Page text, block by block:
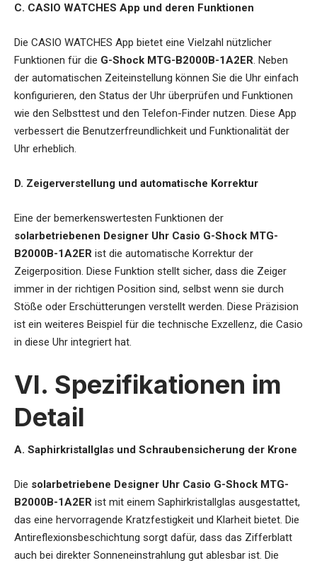
C. CASIO WATCHES App und deren Funktionen
Die CASIO WATCHES App bietet eine Vielzahl nützlicher
Funktionen für die G-Shock MTG-B2000B-1A2ER. Neben
der automatischen Zeiteinstellung können Sie die Uhr einfach
konfigurieren, den Status der Uhr überprüfen und Funktionen
wie den Selbsttest und den Telefon-Finder nutzen. Diese App
verbessert die Benutzerfreundlichkeit und Funktionalität der
Uhr erheblich.
D. Zeigerverstellung und automatische Korrektur
Eine der bemerkenswertesten Funktionen der
solarbetriebenen Designer Uhr Casio G-Shock MTG-
B2000B-1A2ER ist die automatische Korrektur der
Zeigerposition. Diese Funktion stellt sicher, dass die Zeiger
immer in der richtigen Position sind, selbst wenn sie durch
Stöße oder Erschütterungen verstellt werden. Diese Präzision
ist ein weiteres Beispiel für die technische Exzellenz, die Casio
in diese Uhr integriert hat.
VI. Spezifikationen im
Detail
A. Saphirkristallglas und Schraubensicherung der Krone
Die solarbetriebene Designer Uhr Casio G-Shock MTG-
B2000B-1A2ER ist mit einem Saphirkristallglas ausgestattet,
das eine hervorragende Kratzfestigkeit und Klarheit bietet. Die
Antireflexionsbeschichtung sorgt dafür, dass das Zifferblatt
auch bei direkter Sonneneinstrahlung gut ablesbar ist. Die